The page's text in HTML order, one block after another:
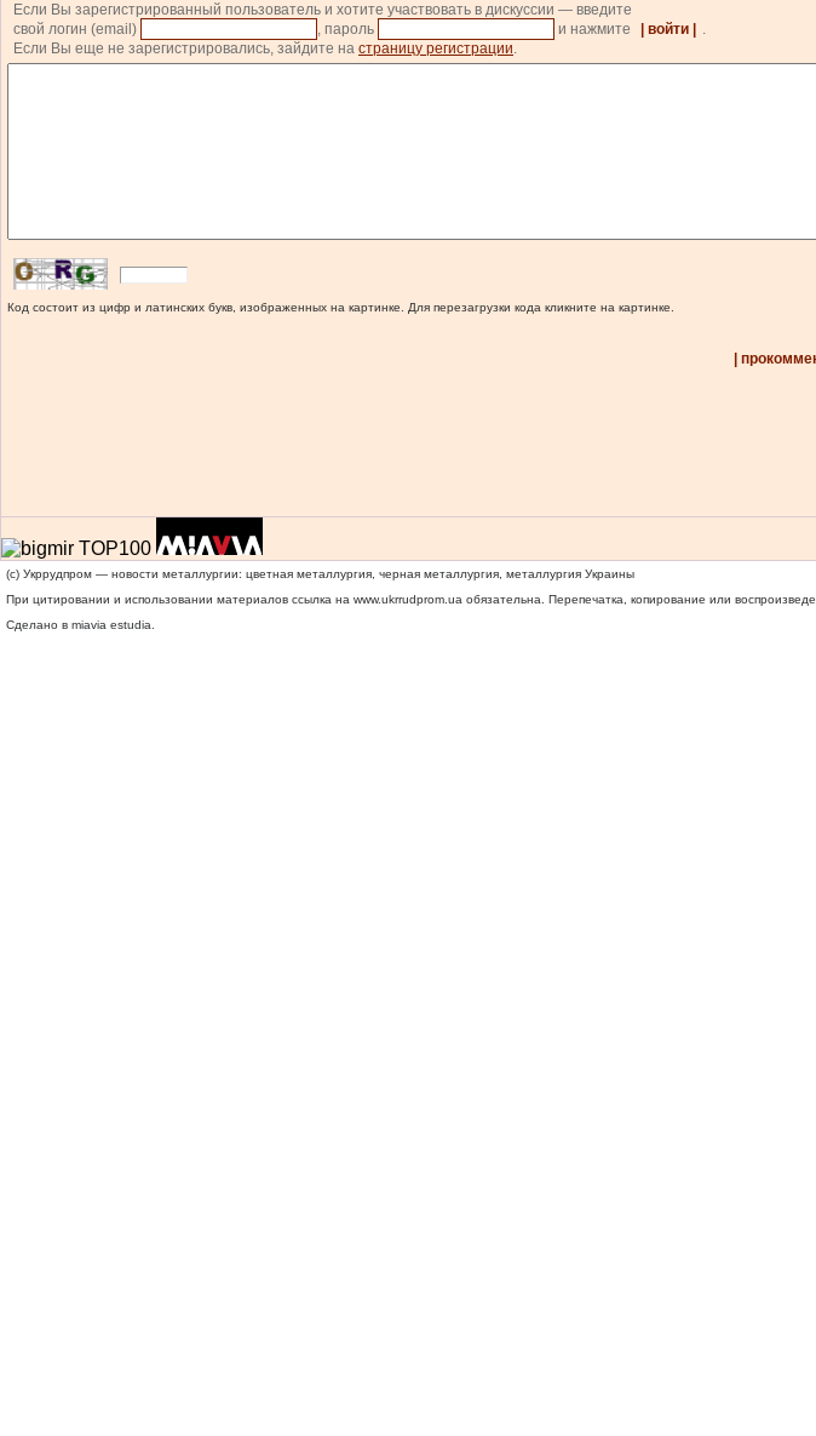
Если Вы зарегистрированный пользователь и хотите участвовать в дискуссии — введите
свой логин (email)
, пароль и нажмите | войти |
.
Если Вы еще не зарегистрировались, зайдите на страницу регистрации.
Код состоит из цифр и латинских букв, изображенных на картинке. Для перезагрузки кода кликните на картинке.
|
(c) Укррудпром — новости металлургии: цветная металлургия, черная металлургия, металлургия Украины
При цитировании и использовании материалов ссылка на www.ukrrudprom.ua обязательна. Перепечатка, копирование или
Сделано в miavia estudia.